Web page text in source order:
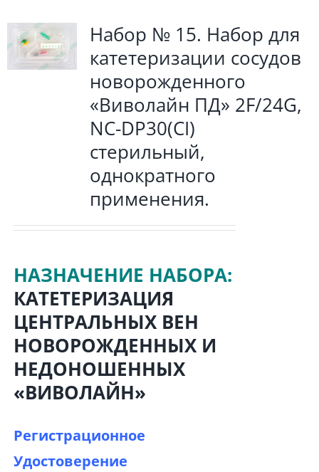
Набор № 15. Набор для
катетеризации сосудов
новорожденного
«Виволайн ПД» 2F/24G,
NC-DP30(CI)
стерильный,
однократного
применения.
НАЗНАЧЕНИЕ НАБОРА:
КАТЕТЕРИЗАЦИЯ
ЦЕНТРАЛЬНЫХ ВЕН
НОВОРОЖДЕННЫХ И
НЕДОНОШЕННЫХ
«ВИВОЛАЙН»
Регистрационное
Удостоверение